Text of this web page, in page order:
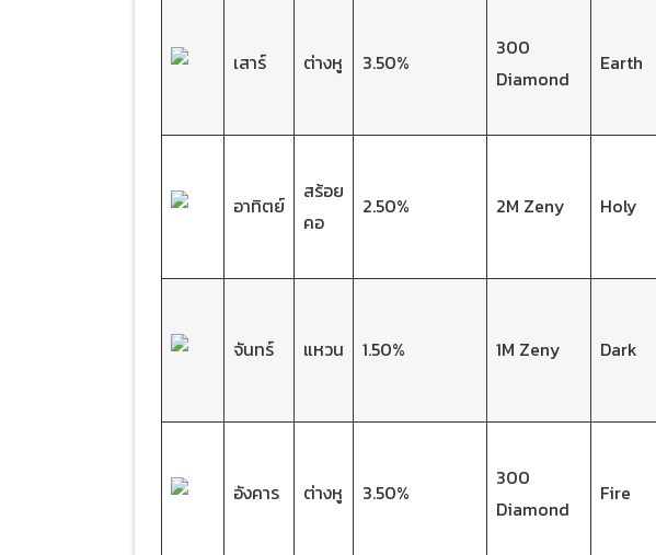
เสาร์ ต่างหู 3.50%
300
Diamond
Earth
อาทิตย์
สร้อย
คอ
2.50% 2M Zeny Holy
จันทร์ แหวน 1.50% 1M Zeny Dark
อังคาร ต่างหู 3.50%
300
Diamond
Fire